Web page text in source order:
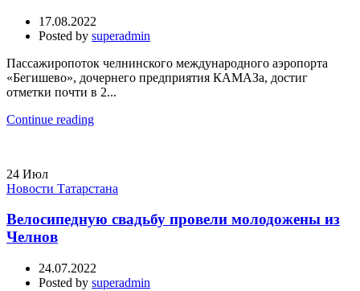
17.08.2022
Posted by superadmin
Пассажиропоток челнинского международного аэропорта
«Бегишево», дочернего предприятия КАМАЗа, достиг
отметки почти в 2...
Continue reading
24 Июл
Новости Татарстана
Велосипедную свадьбу провели молодожены из
Челнов
24.07.2022
Posted by superadmin